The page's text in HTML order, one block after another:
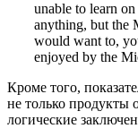
unable to learn
anything, but the
would want to,
enjoyed by the
Кроме того,
не только продукты
логические